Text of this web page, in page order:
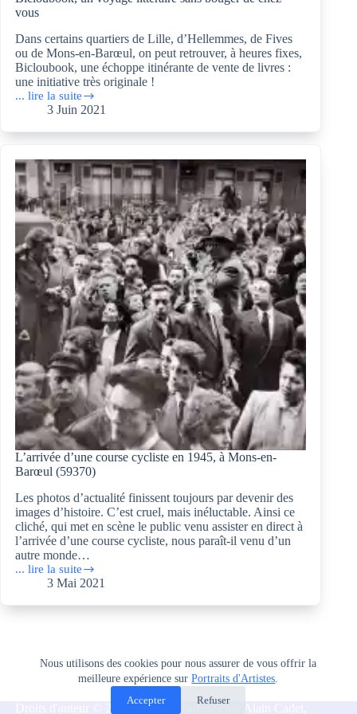
Nous utilisons des cookies pour nous assurer de vous offrir la
meilleure expérience surPortraits d'Artistes.
Accepter
Refuser
vous
Dans certains quartiers de Lille, d’Hellemmes, de Fives
ou de Mons-en-Barœul, on peut retrouver, à heures fixes,
Bicloubook, une échoppe itinérante de vente de livres :
une initiative très originale !
... lire la suite
Bicloubook,
bouger
de
chez
vous
3 Juin 2021
L’arrivée d’une course cycliste en 1945, à Mons-en-
Barœul (59370)
Les photos d’actualité finissent toujours par devenir des
images d’histoire. C’est cruel, mais inéluctable. Ainsi ce
cliché, qui met en scène le public venu assister en direct à
l’arrivée d’une course cycliste, nous paraît-il venu d’un
autre monde…
... lire la suite
L’arrivée
Mons-
3 Mai 2021
Droits d'auteur © 2026 Portraits d'artistes par Alain Cadet,